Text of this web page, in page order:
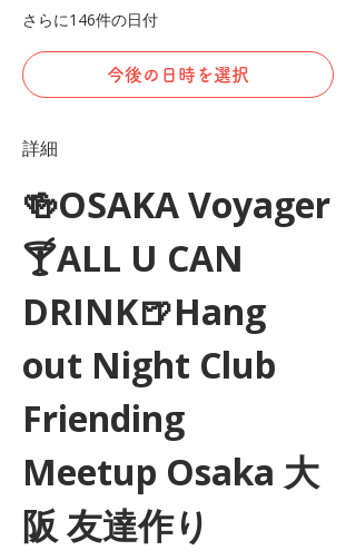
さらに146件の日付
今後の日時を選択
詳細
🍻OSAKA Voyager
🍸ALL U CAN
DRINK🍺Hang
out Night Club
Friending
Meetup Osaka 大
阪 友達作り